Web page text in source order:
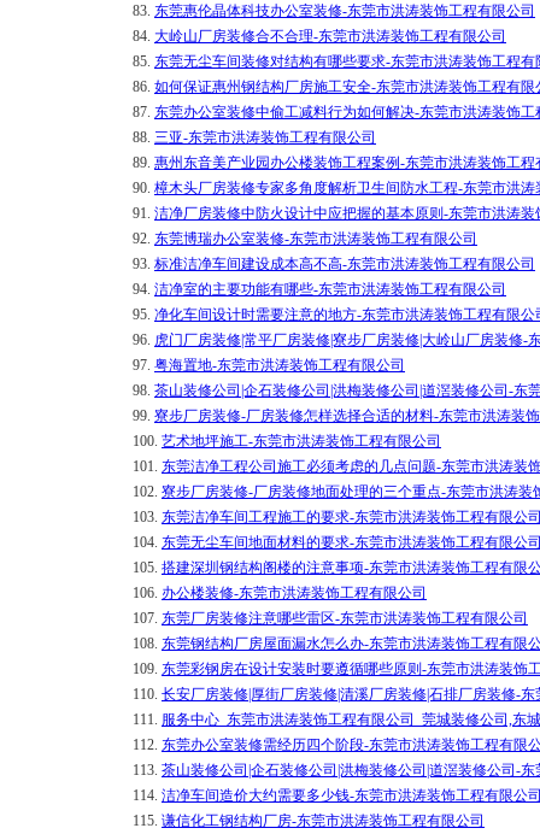
83. 东莞惠伦晶体科技办公室装修-东莞市洪涛装饰工程有限公司
84. 大岭山厂房装修合不合理-东莞市洪涛装饰工程有限公司
85. 东莞无尘车间装修对结构有哪些要求-东莞市洪涛装饰工程有
86. 如何保证惠州钢结构厂房施工安全-东莞市洪涛装饰工程有限
87. 东莞办公室装修中偷工减料行为如何解决-东莞市洪涛装饰工
88. 三亚-东莞市洪涛装饰工程有限公司
89. 惠州东音美产业园办公楼装饰工程案例-东莞市洪涛装饰工程
90. 樟木头厂房装修专家多角度解析卫生间防水工程-东莞市洪
91. 洁净厂房装修中防火设计中应把握的基本原则-东莞市洪涛装
92. 东莞博瑞办公室装修-东莞市洪涛装饰工程有限公司
93. 标准洁净车间建设成本高不高-东莞市洪涛装饰工程有限公司
94. 洁净室的主要功能有哪些-东莞市洪涛装饰工程有限公司
95. 净化车间设计时需要注意的地方-东莞市洪涛装饰工程有限公
96. 虎门厂房装修|常平厂房装修|寮步厂房装修|大岭山厂房装修-
97. 粤海置地-东莞市洪涛装饰工程有限公司
98. 茶山装修公司|企石装修公司|洪梅装修公司|道滘装修公司-东
99. 寮步厂房装修-厂房装修怎样选择合适的材料-东莞市洪涛装
100. 艺术地坪施工-东莞市洪涛装饰工程有限公司
101. 东莞洁净工程公司施工必须考虑的几点问题-东莞市洪涛装
102. 寮步厂房装修-厂房装修地面处理的三个重点-东莞市洪涛装
103. 东莞洁净车间工程施工的要求-东莞市洪涛装饰工程有限公
104. 东莞无尘车间地面材料的要求-东莞市洪涛装饰工程有限公
105. 搭建深圳钢结构阁楼的注意事项-东莞市洪涛装饰工程有限
106. 办公楼装修-东莞市洪涛装饰工程有限公司
107. 东莞厂房装修注意哪些雷区-东莞市洪涛装饰工程有限公司
108. 东莞钢结构厂房屋面漏水怎么办-东莞市洪涛装饰工程有限
109. 东莞彩钢房在设计安装时要遵循哪些原则-东莞市洪涛装饰
110. 长安厂房装修|厚街厂房装修|清溪厂房装修|石排厂房装修-
111. 服务中心_东莞市洪涛装饰工程有限公司_莞城装修公司,东
112. 东莞办公室装修需经历四个阶段-东莞市洪涛装饰工程有限
113. 茶山装修公司|企石装修公司|洪梅装修公司|道滘装修公司-
114. 洁净车间造价大约需要多少钱-东莞市洪涛装饰工程有限公
115. 谦信化工钢结构厂房-东莞市洪涛装饰工程有限公司